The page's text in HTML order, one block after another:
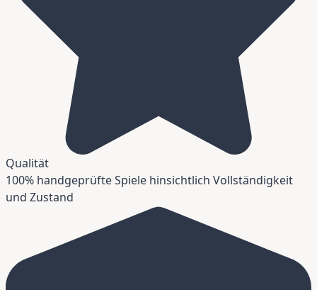
Qualität
100% handgeprüfte Spiele hinsichtlich Vollständigkeit
und Zustand